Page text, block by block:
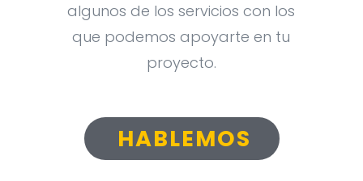
algunos de los servicios con los
que podemos apoyarte en tu
proyecto.
HABLEMOS